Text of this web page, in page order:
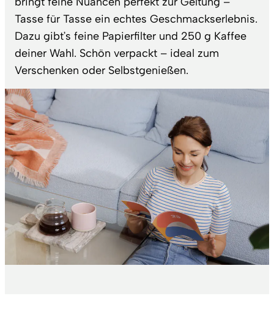
Tasse für Tasse ein echtes Geschmackserlebnis.
Dazu gibt’s feine Papierfilter und 250 g Kaffee
deiner Wahl. Schön verpackt – ideal zum
Verschenken oder Selbstgenießen.